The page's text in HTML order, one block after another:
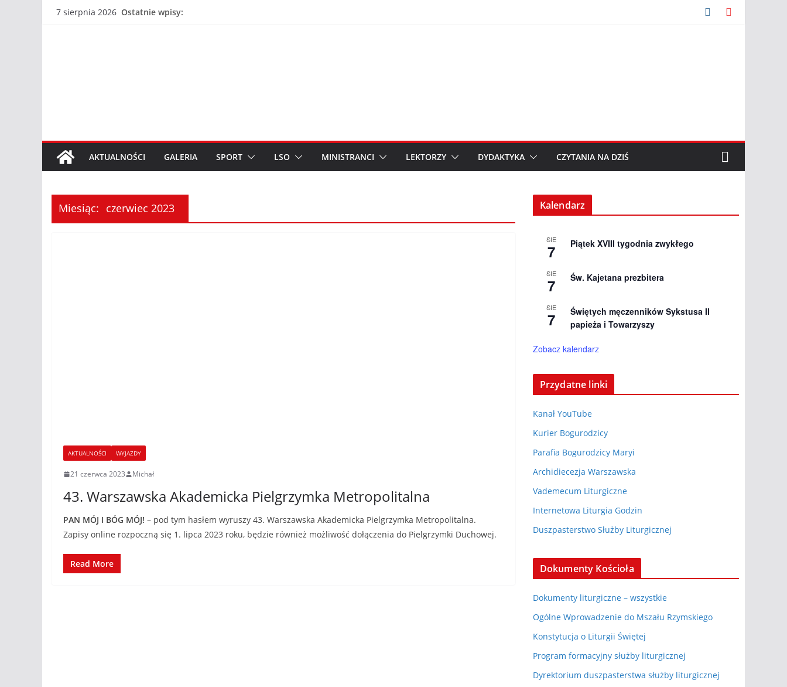
Przejdź
7 sierpnia 2026 Ostatnie wpisy:
AKTUALNOŚCI GALERIA SPORT LSO MINISTRANCI LEKTORZY DYDAKTYKA CZYTANIA NA DZIŚ
Miesiąc: czerwiec 2023
AKTUALNOŚCI WYJAZDY
21 czerwca 2023 Michał
43. Warszawska Akademicka Pielgrzymka Metropolitalna
PAN MÓJ I BÓG MÓJ! – pod tym hasłem wyruszy 43. Warszawska Akademicka Pielgrzymka Metropolitalna.
Zapisy online rozpoczną się 1. lipca 2023 roku, będzie również możliwość dołączenia do Pielgrzymki Duchowej.
Read More
Kalendarz
SIE
7 Piątek XVIII tygodnia zwykłego
SIE
7 Św. Kajetana prezbitera
SIE
7
Świętych męczenników Sykstusa II
papieża i Towarzyszy
Zobacz kalendarz
Przydatne linki
Kanał YouTube
Kurier Bogurodzicy
Parafia Bogurodzicy Maryi
Archidiecezja Warszawska
Vademecum Liturgiczne
Internetowa Liturgia Godzin
Duszpasterstwo Służby Liturgicznej
Dokumenty Kościoła
Dokumenty liturgiczne – wszystkie
Ogólne Wprowadzenie do Mszału Rzymskiego
Konstytucja o Liturgii Świętej
Program formacyjny służby liturgicznej
Dyrektorium duszpasterstwa służby liturgicznej